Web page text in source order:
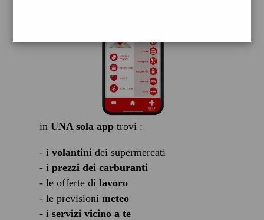
in UNA sola apptrovi :
- i volantinidei supermercati
- i prezzi dei carburanti
- le offerte di lavoro
- le previsioni meteo
- i servizi vicino a te